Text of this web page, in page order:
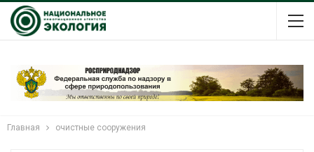
Главная очистные сооружения